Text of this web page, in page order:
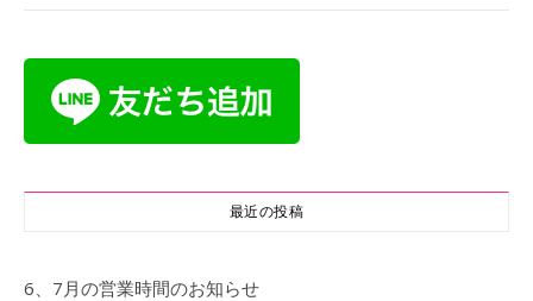
最近の投稿
6、7月の営業時間のお知らせ